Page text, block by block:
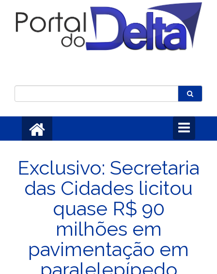
Toggle
navigation
Exclusivo: Secretaria
das Cidades licitou
quase R$ 90
milhões em
pavimentação em